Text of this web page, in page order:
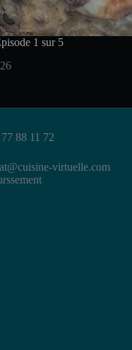
1 sur 5
88 11 72
virtuelle.com